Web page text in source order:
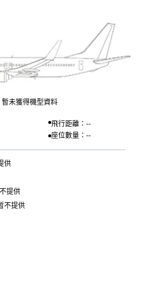
暫未獲得機型資料
飛行距離：--
座位數量：--
供
提供
不提供